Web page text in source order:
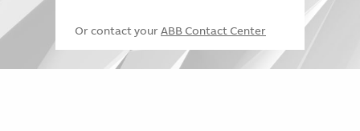
Or contact your ABB Contact Center